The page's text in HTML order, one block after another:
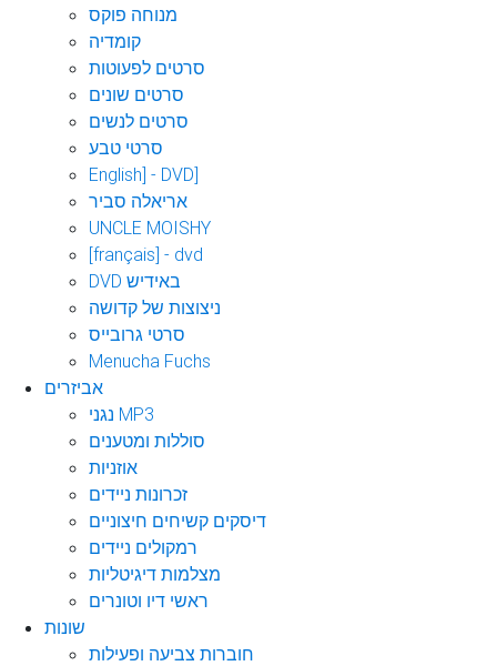
מנוחה פוקס
קומדיה
סרטים לפעוטות
סרטים שונים
סרטים לנשים
סרטי טבע
English] - DVD]
אריאלה סביר
UNCLE MOISHY
[français] - dvd
DVD באידיש
ניצוצות של קדושה
סרטי גרובייס
Menucha Fuchs
אביזרים
נגני MP3
סוללות ומטענים
אוזניות
זכרונות ניידים
דיסקים קשיחים חיצוניים
רמקולים ניידים
מצלמות דיגיטליות
ראשי דיו וטונרים
שונות
חוברות צביעה ופעילות